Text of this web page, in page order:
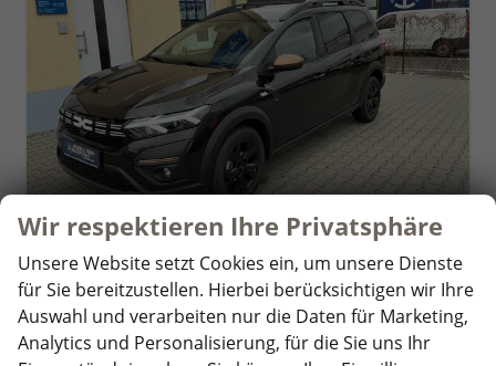
Dacia Jogger
Expression 7-Sitzer Klima PDC h Kamera
Wir respektieren Ihre Privatsphäre
Unsere Website setzt Cookies ein, um unsere Dienste
für Sie bereitzustellen. Hierbei berücksichtigen wir Ihre
Auswahl und verarbeiten nur die Daten für Marketing,
Analytics und Personalisierung, für die Sie uns Ihr